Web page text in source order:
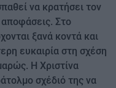
να κρατήσει τον
Στο
ξανά κοντά και
ευκαιρία στη σχέση
Η Χριστίνα
σχέδιό της να